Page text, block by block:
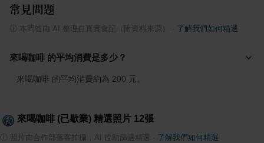
常見問題
本問答由 AI 整理自真實食記（附資料來源） 了解我們如何精選
來喝咖啡 的平均消費是多少？
來喝咖啡 的平均消費約為 200 元。
來喝咖啡 (已歇業) 精選照片 12張
照片由合作部落客拍攝，AI 協助篩選精選 了解我們如何精選